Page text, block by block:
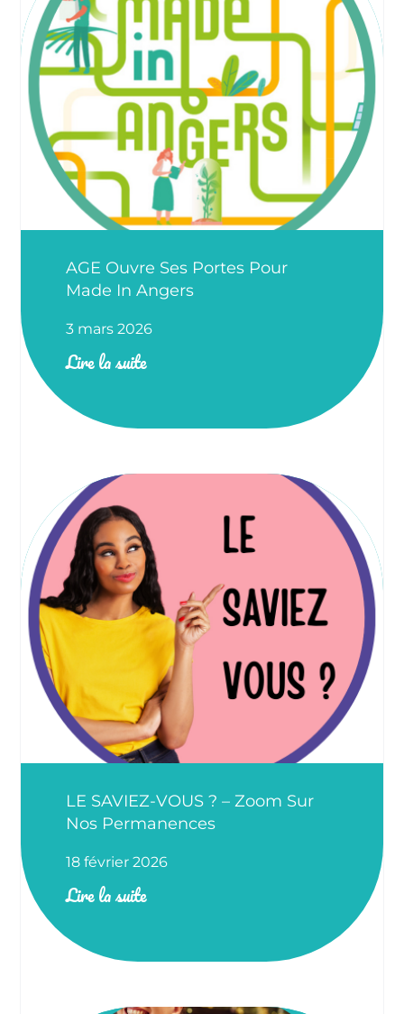
AGE Ouvre Ses Portes Pour
Made In Angers
3 mars 2026
Lire la suite
LE SAVIEZ-VOUS ? – Zoom Sur
Nos Permanences
18 février 2026
Lire la suite